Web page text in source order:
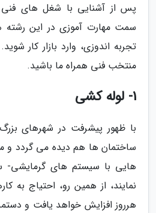
پس از آشنایی با شغل های فنی
سمت مهارت آموزی در این
منتخب فنی همراه ما باشید.
1- لوله کشی
با ظهور پیشرفت در شهرهای
ساختمان ها هم دیده می گردد و
هایی با سیستم های
نمایند، از همین رو، احتیاج به
هرروز افزایش خواهد یافت و